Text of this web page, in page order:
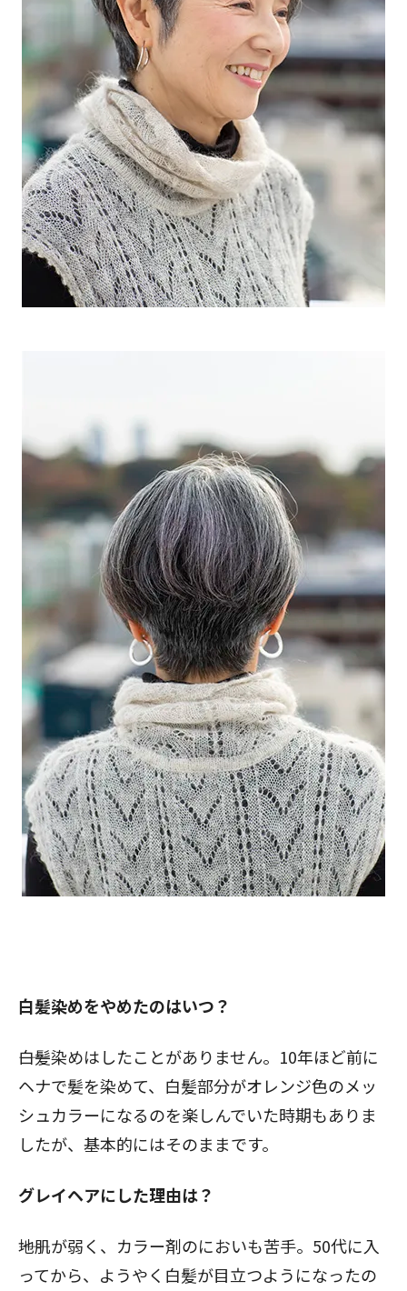
白髪染めをやめたのはいつ？
――白髪染めはしたことがありません。10年ほど前に
ヘナで髪を染めて、白髪部分がオレンジ色のメッ
シュカラーになるのを楽しんでいた時期もありま
したが、基本的にはそのままです。
グレイヘアにした理由は？
――地肌が弱く、カラー剤のにおいも苦手。50代に入
ってから、ようやく白髪が目立つようになったの